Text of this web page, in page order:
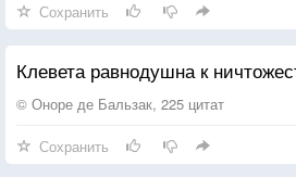
Значит точно не с теми
Сохранить
Клевета равнодушна к
© Оноре де Бальзак, 225 цитат
Сохранить